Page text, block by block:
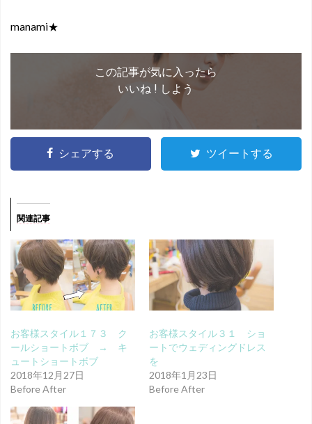
manami★
この記事が気に入ったら
いいね ! しよう
シェアする ツイートする
関連記事
お客様スタイル１７３ ク
ールショートボブ → キ
ュートショートボブ
2018年12月27日
Before After
お客様スタイル３１ ショ
ートでウェディングドレス
を
2018年1月23日
Before After